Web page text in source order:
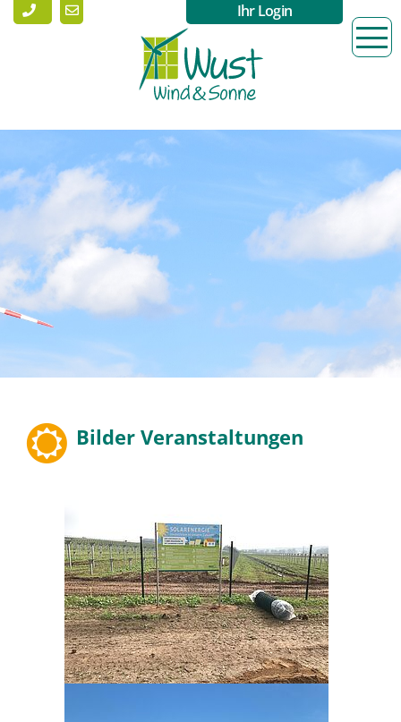
Ihr Login
Bilder Veranstaltungen